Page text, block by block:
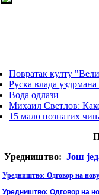
Повратак култу
Руска влада
Вода одлази
Михаил Светлов:
15 мало познатих
Уредништво: Још
Уредништво: Одговор на нову
Уредништво: Одговор на